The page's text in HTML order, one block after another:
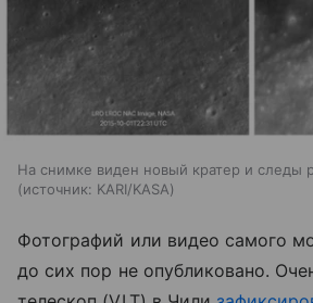
На снимке виден новый кратер и следы
источник: KARI/KASA
Фотографий или видео самого
до сих пор не опубликовано.